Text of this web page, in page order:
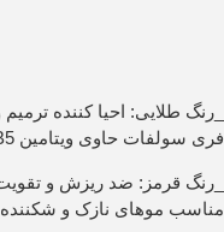
_رنگ طلایی: احیا کننده
فری سولفات حاوی ویتامین B5
_رنگ قرمز: ضد ریزش و
مناسب موهای نازک و شکننده